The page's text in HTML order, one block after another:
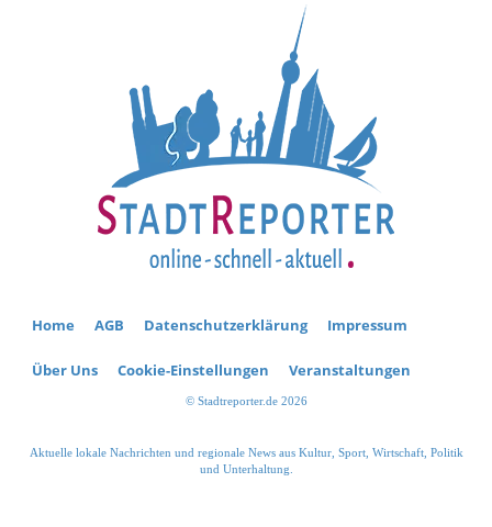
Home AGB Datenschutzerklärung Impressum
Über Uns Cookie-Einstellungen Veranstaltungen
© Stadtreporter.de 2026
Aktuelle lokale Nachrichten und regionale News aus Kultur, Sport, Wirtschaft, Politik
und Unterhaltung.